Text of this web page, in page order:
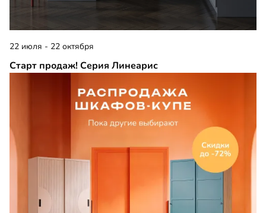
22 июля - 22 октября
Старт продаж! Серия Линеарис